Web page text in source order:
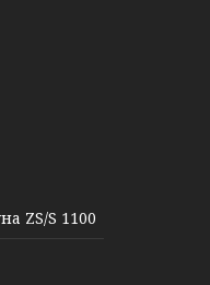
ZS/S 1100